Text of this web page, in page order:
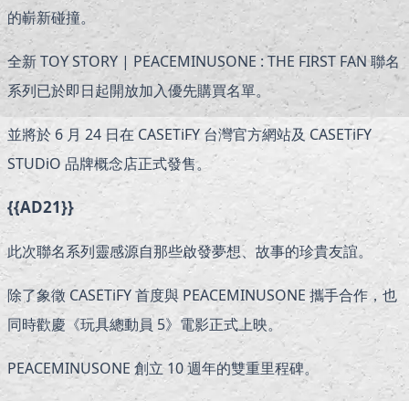
的嶄新碰撞。
全新 TOY STORY | PEACEMINUSONE : THE FIRST FAN 聯名
系列已於即日起開放加入優先購買名單。
並將於 6 月 24 日在 CASETiFY 台灣官方網站及 CASETiFY
STUDiO 品牌概念店正式發售。
{{AD21}}
此次聯名系列靈感源自那些啟發夢想、故事的珍貴友誼。
除了象徵 CASETiFY 首度與 PEACEMINUSONE 攜手合作，也
同時歡慶《玩具總動員 5》電影正式上映。
PEACEMINUSONE 創立 10 週年的雙重里程碑。